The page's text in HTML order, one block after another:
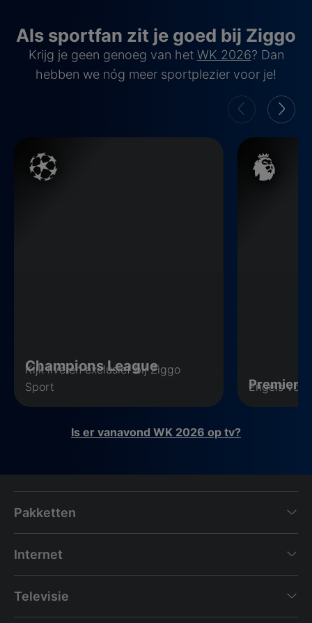
Als sportfan zit je goed bij Ziggo
Krijg je geen genoeg van het WK 2026? Dan
hebben we nóg meer sportplezier voor je!
Champions League
Kijk live en exclusief bij Ziggo
Sport
Premier
Premier
Engels
Is er vanavond WK 2026 op tv?
Pakketten
Internet
Televisie